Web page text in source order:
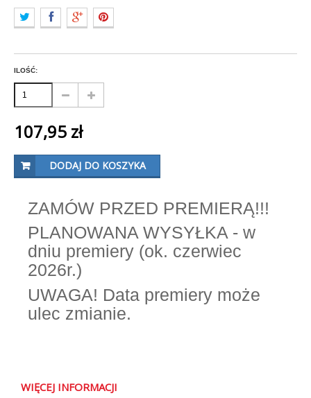
ILOŚĆ:
107,95 zł
DODAJ DO KOSZYKA
ZAMÓW PRZED PREMIERĄ!!!
PLANOWANA WYSYŁKA - w
dniu premiery (ok. czerwiec
2026r.)
UWAGA! Data premiery może
ulec zmianie.
WIĘCEJ INFORMACJI